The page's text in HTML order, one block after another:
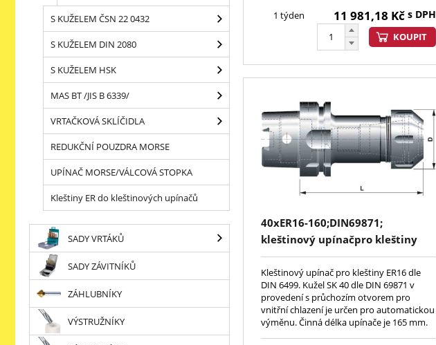
1 týden 11 981,18 Kčs DPH
KOUPIT
40xER16-160;DIN69871;
kleštinový upínačpro kleštiny
DIN6499(ERC)
Kleštinový upínač pro kleštiny ER16 dle
DIN 6499. Kužel SK 40 dle DIN 69871 v
provedení s průchozím otvorem pro
vnitřní chlazení je určen pro automatickou
výměnu. Činná délka upínače je 165 mm.
S KUŽELEM ČSN 22 0432
S KUŽELEM DIN 2080
S KUŽELEM HSK
MAS BT /JIS B 6339/
VRTAČKOVÁ SKLÍČIDLA
REDUKČNÍ POUZDRA MORSE
UPÍNAČ MORSE/VÁLCOVÁ STOPKA
Kleštiny ER do kleštinových upínačů
SADY VRTÁKŮ
SADY ZÁVITNÍKŮ
ZÁHLUBNÍKY
VÝSTRUŽNÍKY